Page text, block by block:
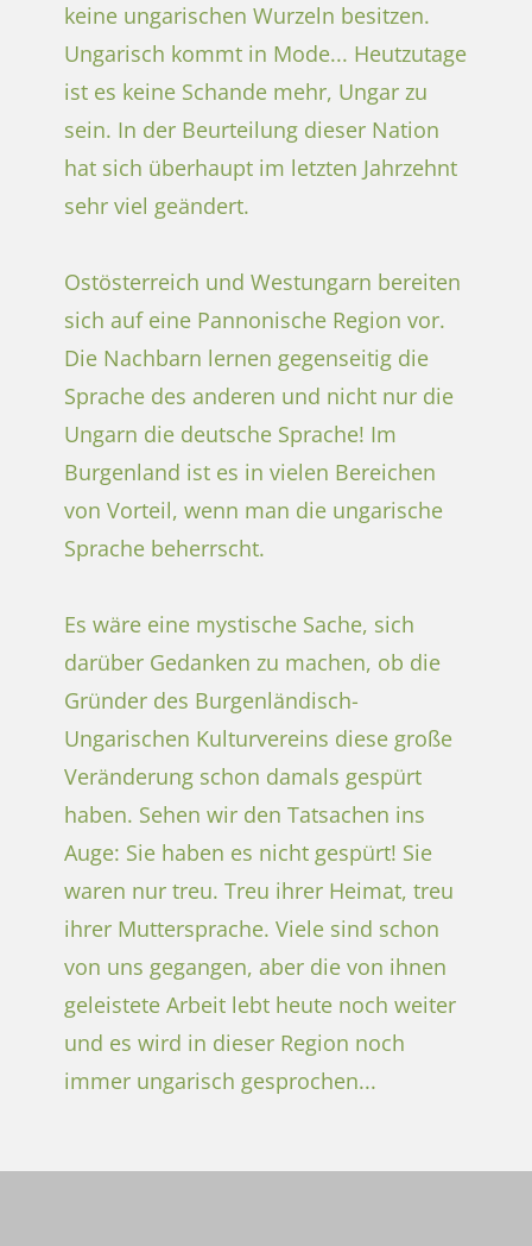
keine ungarischen Wurzeln besitzen.
Ungarisch kommt in Mode... Heutzutage
ist es keine Schande mehr, Ungar zu
sein. In der Beurteilung dieser Nation
hat sich überhaupt im letzten Jahrzehnt
sehr viel geändert.
Ostösterreich und Westungarn bereiten
sich auf eine Pannonische Region vor.
Die Nachbarn lernen gegenseitig die
Sprache des anderen und nicht nur die
Ungarn die deutsche Sprache! Im
Burgenland ist es in vielen Bereichen
von Vorteil, wenn man die ungarische
Sprache beherrscht.
Es wäre eine mystische Sache, sich
darüber Gedanken zu machen, ob die
Gründer des Burgenländisch-
Ungarischen Kulturvereins diese große
Veränderung schon damals gespürt
haben. Sehen wir den Tatsachen ins
Auge: Sie haben es nicht gespürt! Sie
waren nur treu. Treu ihrer Heimat, treu
ihrer Muttersprache. Viele sind schon
von uns gegangen, aber die von ihnen
geleistete Arbeit lebt heute noch weiter
und es wird in dieser Region noch
immer ungarisch gesprochen...